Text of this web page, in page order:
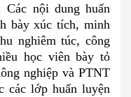
Các nội dung huấn
bày xúc tích, minh
nghiêm túc, công
học viên bày tỏ
nghiệp và PTNT
các lớp huấn luyện